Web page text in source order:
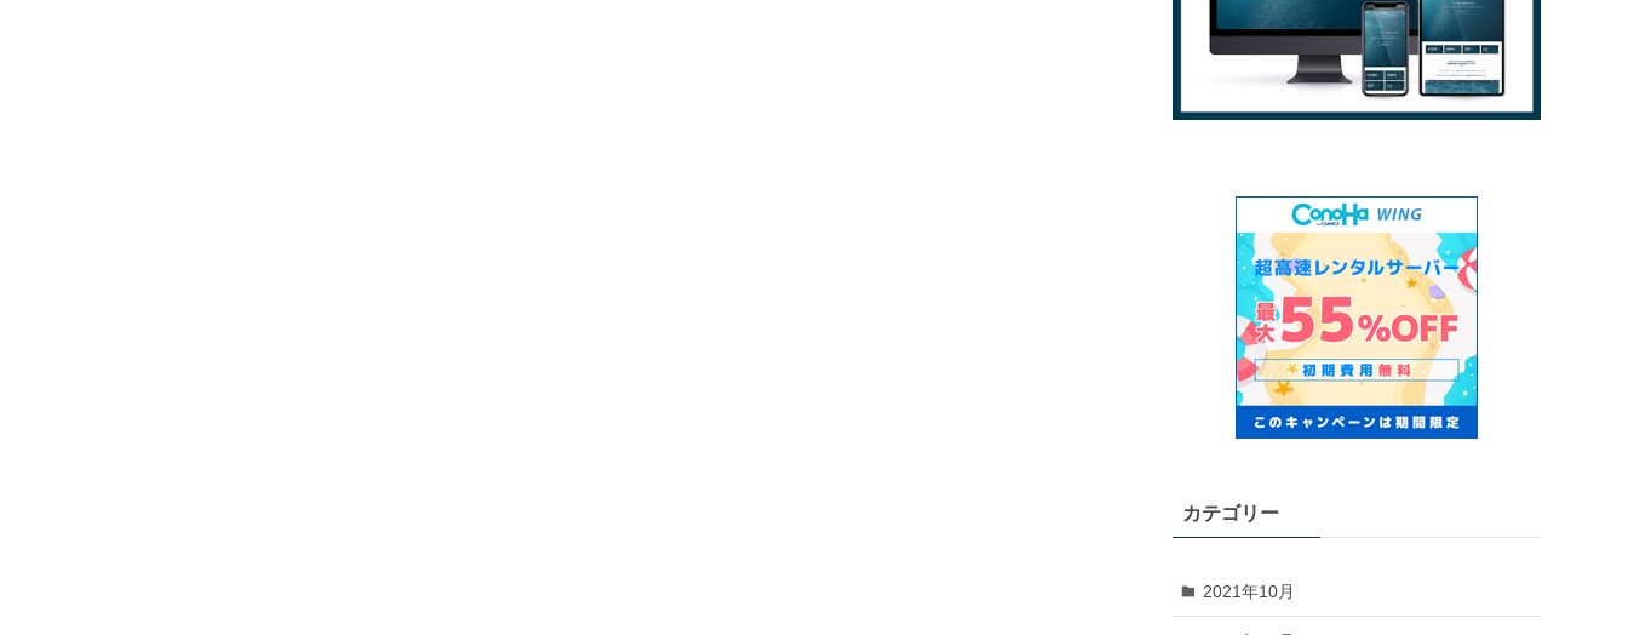
カテゴリー
2021年10月